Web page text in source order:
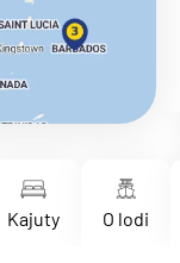
Kajuty O lodi